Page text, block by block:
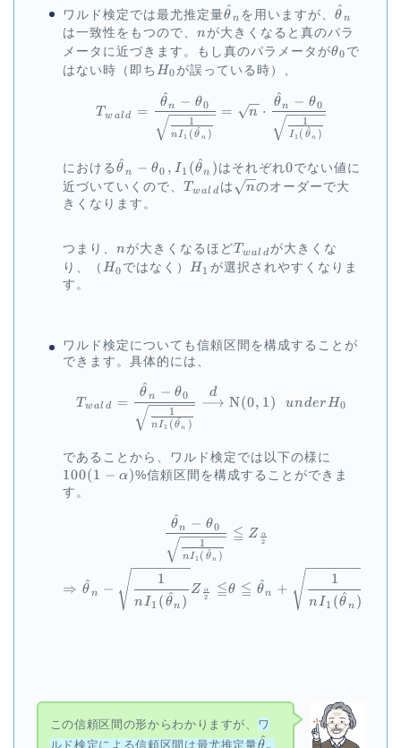
ワルド検定では最尤推定量\hat{\theta}_n
θ
^
n を用いますが、 θ
^
n
は一致性をもつので、 n
n が大きくなると真のパラ
メータに近づきます。もし真のパラメータが\theta_0
θ0 で
はない時（即ち H_0
H0 が誤っている時）、
\begin{aligned}
Twald =
nI 1 (θ^n )
1
θ
^
n − θ0 = n ⋅
I 1 ( θ
^n )
1
θ
^
n − θ0
における \hat{\theta}_n-
\theta_0,
I_1(\hat{\theta}_n)
θ
^
n − θ0 , I 1 (θ
^
n ) はそれぞれ0
0でない値に
近づいていくので、 T_{wald}
T wal d は \sqrt{n}
nのオーダーで大
きくなります。
つまり、 n
n が大きくなるほどT_{wald}
T wal d が大きくな
り、（ H_0
H0 ではなく）H_1
H1 が選択されやすくなりま
す。
ワルド検定についても信頼区間を構成することが
できます。具体的には、
\begin{aligned}
Twal d =
nI 1 ( θ
^n )
1
θ
^
n − θ0 ⟶
d
N(0, 1 ) underH0
であることから、ワルド検定では以下の様に
\alpha)
100(1 − α)%信頼区間を構成することができま
す。
\begin{aligned}
nI 1 ( θ
^n )
1
θ
^
n − θ0
⇒ θ
^
n −
nI 1 (θ
^
n )
1
Z 2
α ≦
≦ Z 2
α
θ ≦ θ
^
n +
nI 1 (θ
^
n )
1
この信頼区間の形からわかりますが、 ワ
ルド検定による信頼区間は最尤推定量\hat{\theta}_n
^